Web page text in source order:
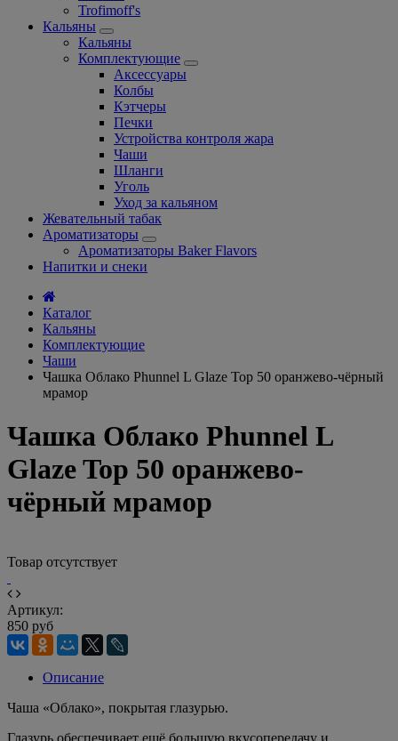
Trofimoff's
Кальяны
Кальяны
Комплектующие
Аксессуары
Колбы
Кэтчеры
Печки
Устройства контроля жара
Чаши
Шланги
Уголь
Уход за кальяном
Жевательный табак
Ароматизаторы
Ароматизаторы Baker Flavors
Напитки и снеки
Каталог
Кальяны
Комплектующие
Чаши
Чашка Облако Phunnel L Glaze Top 50 оранжево-чёрный
мрамор
Чашка Облако Phunnel L
Glaze Top 50 оранжево-
чёрный мрамор
Товар отсутствует
Артикул:
850 руб
Описание
Чаша «Облако», покрытая глазурью.
Глазурь обеспечивает ещё большую вкусопередачу и